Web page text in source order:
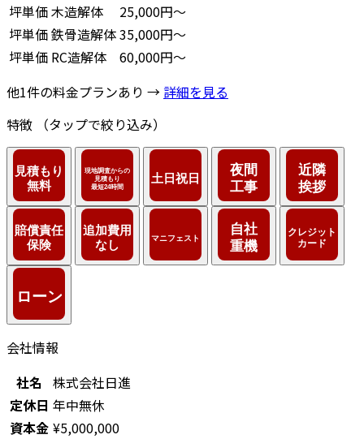
坪単価木造解体
25,000円～
坪単価鉄骨造解体35,000円～
坪単価 RC造解体
60,000円～
他1件の料金プランあり → 詳細を見る
特徴
（タップで絞り込み）
会社情報
社名 株式会社日進
定休日 年中無休
資本金 ¥5,000,000